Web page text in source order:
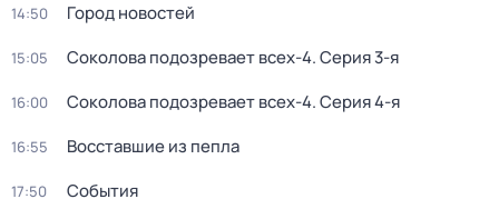
14:50 Город новостей
15:05 Соколова подозревает всех-4. Серия 3-я
16:00 Соколова подозревает всех-4. Серия 4-я
16:55 Восставшие из пепла
17:50 События